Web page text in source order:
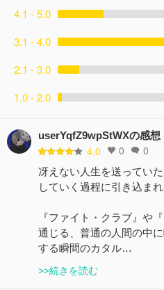
4.1 - 5.0
3.1 - 4.0
2.1 - 3.0
1.0 - 2.0
userYqfZ9wpStWXの感想
4.0 0 0
冴えない人生を送ってい
していく過程に引き込まれ
『ファイト・クラブ』や
通じる、普通の人間の中
する瞬間のカタル…
>>続きを読む